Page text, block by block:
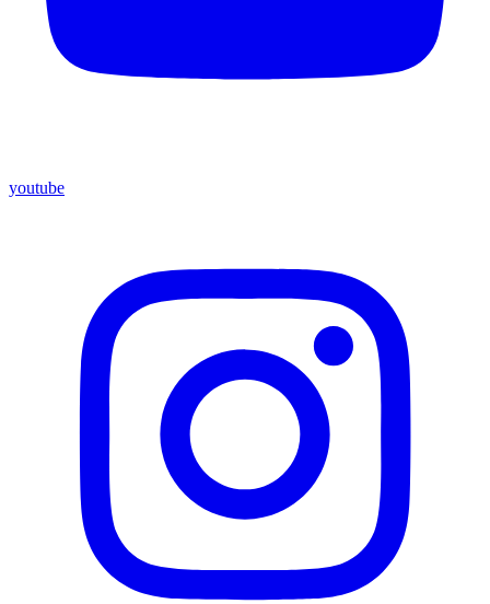
youtube